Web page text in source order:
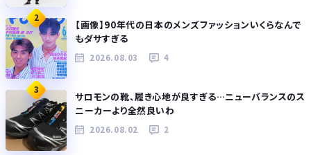
2
【画像】90年代の日本のメンズファッションいくらなんで
もダサすぎる
2026.08.03 4
3
サロモンの靴、履き心地が良すぎる…ニューバランスのス
ニーカーより全然良いわ
2026.08.02 2